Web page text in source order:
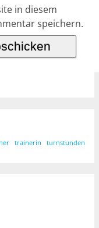
in diesem
speichern.
trainerin turnstunden